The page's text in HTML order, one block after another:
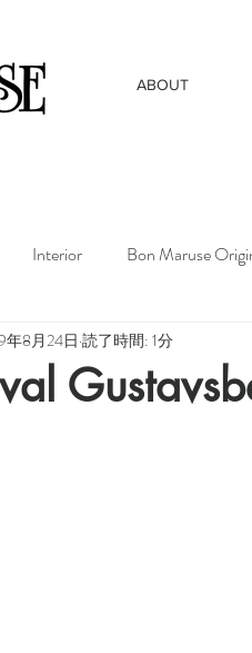
ABOUT
Interior Bon Maruse
年8月24日 読了時間: 1分